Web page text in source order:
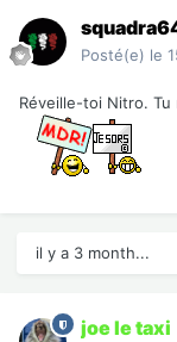
Posté(e) le
Réveille-toi Nitro.
il y a 3 month...
joe le taxi